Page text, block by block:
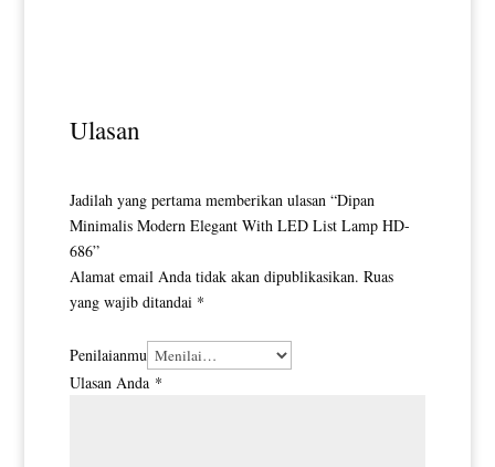
Ulasan
Jadilah yang pertama memberikan ulasan “Dipan
Minimalis Modern Elegant With LED List Lamp HD-
686”
Alamat email Anda tidak akan dipublikasikan. Ruas
yang wajib ditandai *
Penilaianmu
Ulasan Anda *